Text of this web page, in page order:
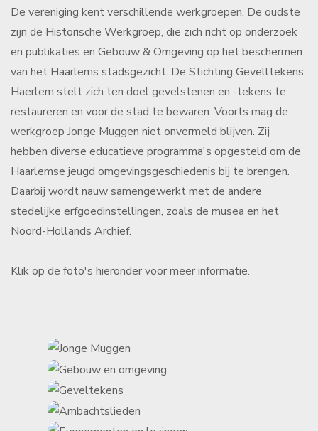
De vereniging kent verschillende werkgroepen. De oudste
zijn de Historische Werkgroep, die zich richt op onderzoek
en publikaties en Gebouw & Omgeving op het beschermen
van het Haarlems stadsgezicht. De Stichting Gevelltekens
Haerlem stelt zich ten doel gevelstenen en -tekens te
restaureren en voor de stad te bewaren. Voorts mag de
werkgroep Jonge Muggen niet onvermeld blijven. Zij
hebben diverse educatieve programma's opgesteld om de
Haarlemse jeugd omgevingsgeschiedenis bij te brengen.
Daarbij wordt nauw samengewerkt met de andere
stedelijke erfgoedinstellingen, zoals de musea en het
Noord-Hollands Archief.
Klik op de foto's hieronder voor meer informatie.